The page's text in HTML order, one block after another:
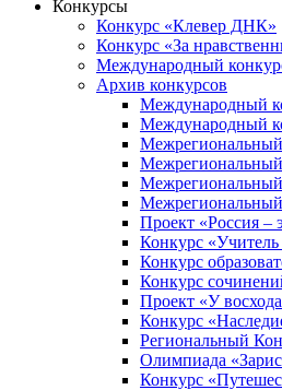
Конкурсы
Конкурс «Клевер ДНК»
Конкурс «За
Международный
Архив конкурсов
Международный
Международный
Межрегиональный
Межрегиональный
Межрегиональный
Проект «Россия –
Конкурс
Конкурс
Конкурс
Проект «У
Конкурс
Региональный
Олимпиада
Конкурс